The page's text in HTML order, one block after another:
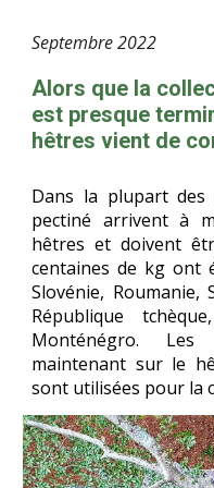
Septembre2022
Alors que la
est presque
hêtres vient de
Dans la plupart des
pectiné arrivent à
hêtres et doivent
centaines de kg ont
Slovénie, Roumanie,
République
Monténégro.
maintenant sur le
sont utilisées pour la